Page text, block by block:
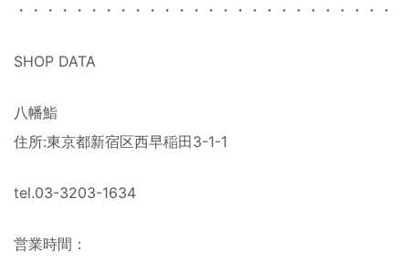
・・・・・・・・・・・・・・・・・・・・・・・・・・
SHOP DATA
八幡鮨
住所:東京都新宿区西早稲田3-1-1
tel.03-3203-1634
営業時間：